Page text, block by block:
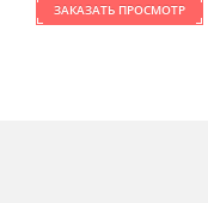
ЗАКАЗАТЬ ПРОСМОТР